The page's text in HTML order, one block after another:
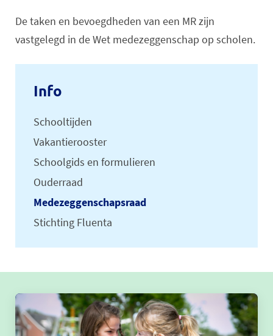
De taken en bevoegdheden van een MR zijn
vastgelegd in de Wet medezeggenschap op scholen.
Info
Schooltijden
Vakantierooster
Schoolgids en formulieren
Ouderraad
Medezeggenschapsraad
Stichting Fluenta